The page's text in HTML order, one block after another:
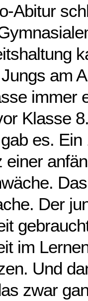
Abitur
am
immer
Klasse
es. Ein
einer
Der
im
Und
zwar